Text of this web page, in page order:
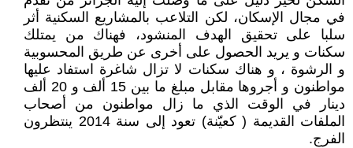
في مجال الإسكان، لكن التلاعب بالمشاريع السكنية أثر
سلبا على تحقيق الهدف المنشود، فهناك من يمتلك
سكنات و يريد الحصول على أخرى عن طريق المحسوبية
و الرشوة ، و هناك سكنات لا تزال شاغرة استفاد عليها
مواطنون و أجروها مقابل مبلغ ما بين 15 ألف و 20 ألف
دينار في الوقت الذي ما زال مواطنون من أصحاب
الملفات القديمة ( كعيّنة) تعود إلى سنة 2014 ينتظرون
الفرج.